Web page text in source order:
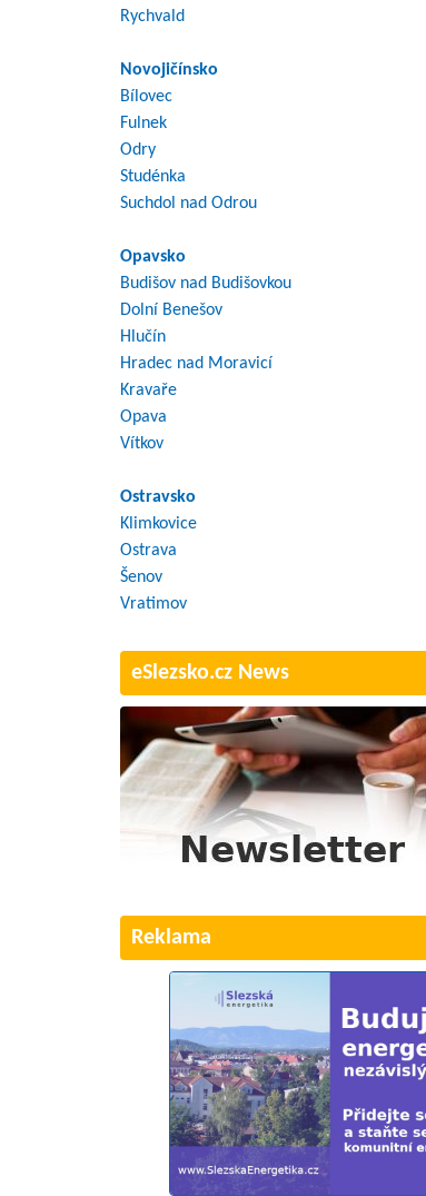
Rychvald
Novojičínsko
Bílovec
Fulnek
Odry
Studénka
Suchdol nad Odrou
Opavsko
Budišov nad Budišovkou
Dolní Benešov
Hlučín
Hradec nad Moravicí
Kravaře
Opava
Vítkov
Ostravsko
Klimkovice
Ostrava
Šenov
Vratimov
eSlezsko.cz News
Reklama